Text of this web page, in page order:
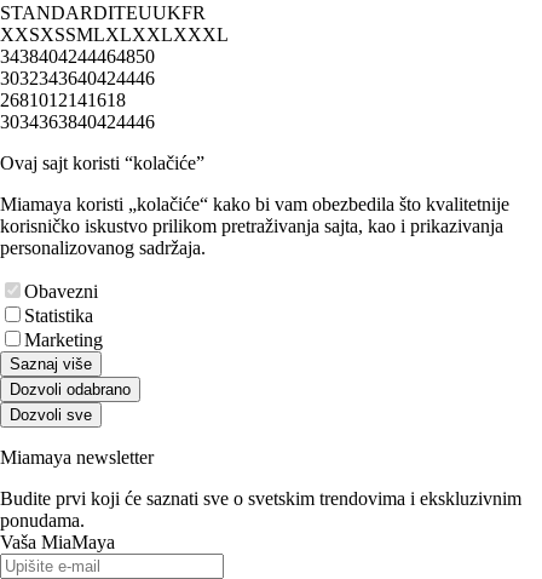
STANDARDITEUUKFR
XXSXSSMLXLXXLXXXL
3438404244464850
3032343640424446
2681012141618
3034363840424446
Ovaj sajt koristi “kolačiće”
Miamaya koristi „kolačiće“ kako bi vam obezbedila što kvalitetnije
korisničko iskustvo prilikom pretraživanja sajta, kao i prikazivanja
personalizovanog sadržaja.
Obavezni
Statistika
Marketing
Saznaj više
Dozvoli odabrano
Dozvoli sve
Miamaya newsletter
Budite prvi koji će saznati sve o svetskim trendovima i ekskluzivnim
ponudama.
Vaša MiaMaya